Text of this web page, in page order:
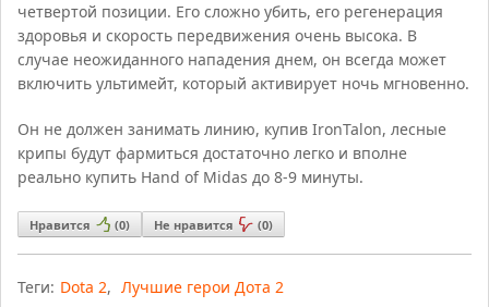
четвертой позиции. Его сложно убить, его регенерация
здоровья и скорость передвижения очень высока. В
случае неожиданного нападения днем, он всегда может
включить ультимейт, который активирует ночь мгновенно.
Он не должен занимать линию, купив IronTalon, лесные
крипы будут фармиться достаточно легко и вполне
реально купить Hand of Midas до 8-9 минуты.
Нравится (0) Не нравится (0)
Теги: Dota 2, Лучшие герои Дота 2